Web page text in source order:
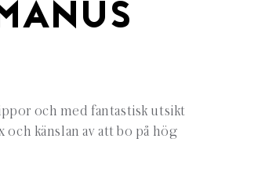
och med fantastisk utsikt
känslan av att bo på hög